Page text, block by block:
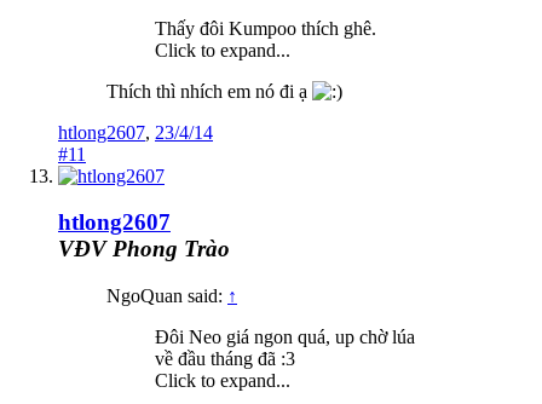
Thấy đôi Kumpoo thích ghê.
Click to expand...
Thích thì nhích em nó đi ạ
htlong2607, 23/4/14
#11
htlong2607
VĐV Phong Trào
NgoQuan said: ↑
Đôi Neo giá ngon quá, up chờ lúa
về đầu tháng đã :3
Click to expand...